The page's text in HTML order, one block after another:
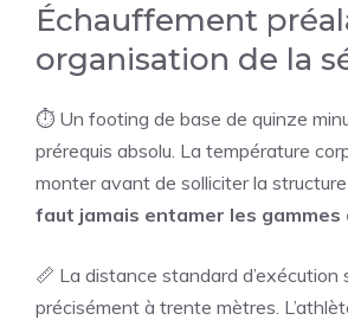
Échauffement
organisation de la
⏱️ Un footing de base de quinze
prérequis absolu. La température
monter avant de solliciter la
faut jamais entamer les gammes
📏 La distance standard d’exécution
précisément à trente mètres.